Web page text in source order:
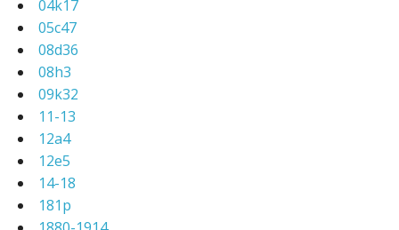
04k17
05c47
08d36
08h3
09k32
11-13
12a4
12e5
14-18
181p